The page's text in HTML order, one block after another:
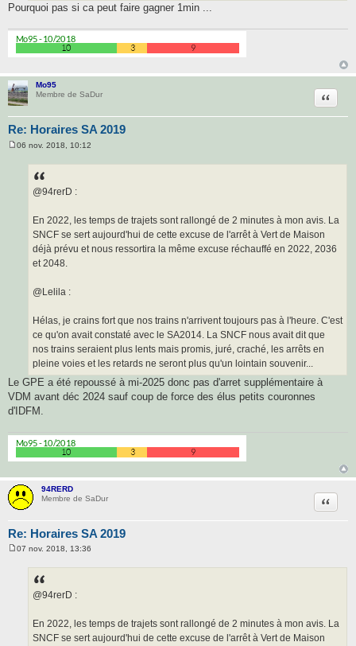
Pourquoi pas si ca peut faire gagner 1min ...
Mo95
Membre de SaDur
Re: Horaires SA 2019
06 nov. 2018, 10:12
@94rerD :
En 2022, les temps de trajets sont rallongé de 2 minutes à mon avis. La
SNCF se sert aujourd'hui de cette excuse de l'arrêt à Vert de Maison
déjà prévu et nous ressortira la même excuse réchauffé en 2022, 2036
et 2048.
@Lelila :
Hélas, je crains fort que nos trains n'arrivent toujours pas à l'heure. C'est
ce qu'on avait constaté avec le SA2014. La SNCF nous avait dit que
nos trains seraient plus lents mais promis, juré, craché, les arrêts en
pleine voies et les retards ne seront plus qu'un lointain souvenir...
Le GPE a été repoussé à mi-2025 donc pas d'arret supplémentaire à
VDM avant déc 2024 sauf coup de force des élus petits couronnes
d'IDFM.
94RERD
Membre de SaDur
Re: Horaires SA 2019
07 nov. 2018, 13:36
@94rerD :
En 2022, les temps de trajets sont rallongé de 2 minutes à mon avis. La
SNCF se sert aujourd'hui de cette excuse de l'arrêt à Vert de Maison